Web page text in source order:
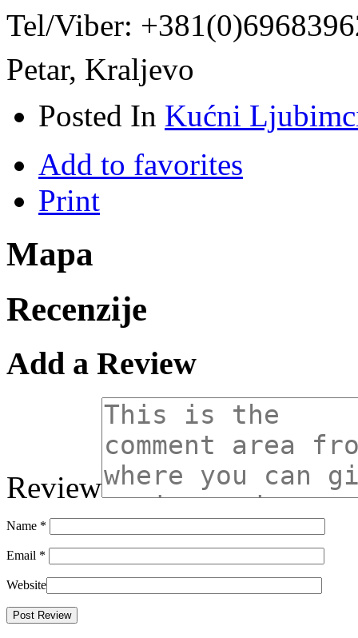
Tel/Viber:
Petar, Kraljevo
Posted In Kućni
Add to favorites
Print
Mapa
Recenzije
Add a Review
Review
Name *
Email *
Website